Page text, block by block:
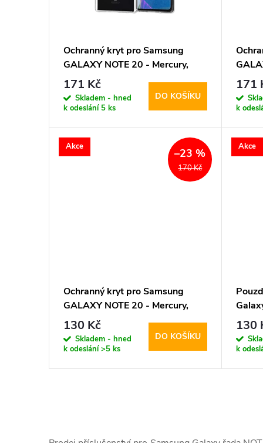
t
d
u
Ochranný kryt pro Samsung
GALAXY NOTE 20 - Mercury,
Jelly Transparent
171 Kč
Skladem - hned
k odeslání 5 ks
DO KOŠÍKU
171
k
Akce
170 Kč
–23 %
Ochranný kryt pro Samsung
GALAXY NOTE 20 - Mercury,
Soft Feeling Black
130 Kč
Skladem - hned
k odeslání>5 ks
DO KOŠÍKU
Akce
130
k
v